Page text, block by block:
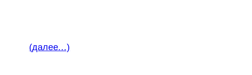
(далее…)